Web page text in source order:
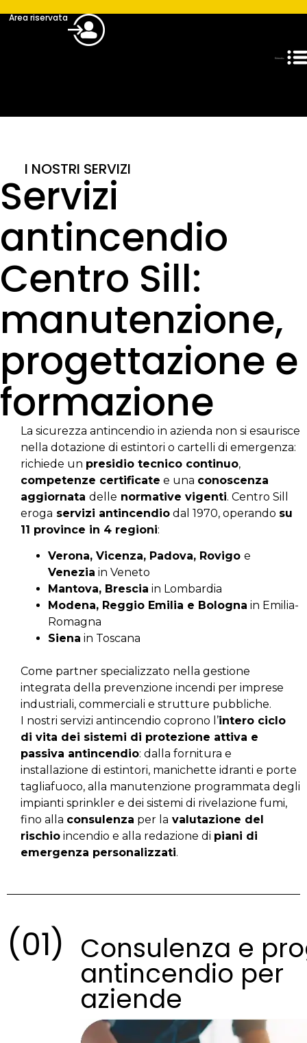
Area riservata
I NOSTRI SERVIZI
Servizi
antincendio
Centro Sill:
manutenzione,
progettazione e
formazione
La sicurezza antincendio in azienda non si esaurisce
nella dotazione di estintori o cartelli di emergenza:
richiede un presidio tecnico continuo,
competenze certificate e una conoscenza
aggiornata delle normative vigenti. Centro Sill
eroga servizi antincendio dal 1970, operando su
11 province in 4 regioni:
Verona, Vicenza, Padova, Rovigo e
Venezia in Veneto
Mantova, Brescia in Lombardia
Modena, Reggio Emilia e Bologna in Emilia-
Romagna
Siena in Toscana
Come partner specializzato nella gestione
integrata della prevenzione incendi per imprese
industriali, commerciali e strutture pubbliche.
I nostri servizi antincendio coprono l’intero ciclo
di vita dei sistemi di protezione attiva e
passiva antincendio: dalla fornitura e
installazione di estintori, manichette idranti e porte
tagliafuoco, alla manutenzione programmata degli
impianti sprinkler e dei sistemi di rivelazione fumi,
fino alla consulenza per la valutazione del
rischio incendio e alla redazione di piani di
emergenza personalizzati.
(01) Consulenza e
antincendio per
aziende